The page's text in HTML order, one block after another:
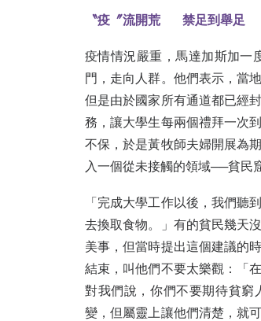
〝疫〞流開荒 禁足到舉足
疫情情況嚴重，馬達加斯加一
門，走向人群。他們表示，當
但是由於國家所有通道都已經
務，讓大學生每兩個禮拜一次
不保，於是黃牧師夫婦開展為
入一個從未接觸的領域──貧民
「完成大學工作以後，我們聽
去換取食物。」有的貧民幾天
美事，但當時提出這個建議的
結束，叫他們不要太樂觀：「
對我們說，你們不要期待貧
變，但屬靈上讓他們清楚，就